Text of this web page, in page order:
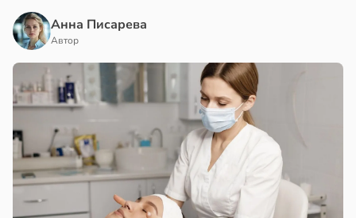
Анна Писарева
Автор